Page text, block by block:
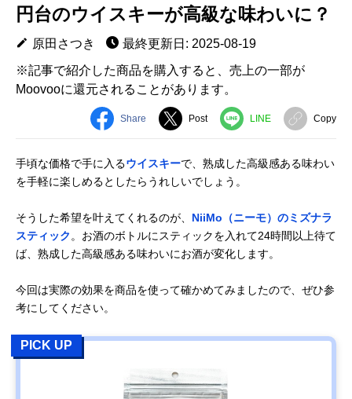
円台のウイスキーが高級な味わいに？
原田さつき
最終更新日: 2025-08-19
※記事で紹介した商品を購入すると、売上の一部が
Moovooに還元されることがあります。
Share Post LINE Copy
手頃な価格で手に入るウイスキーで、熟成した高級感ある味わい
を手軽に楽しめるとしたらうれしいでしょう。
そうした希望を叶えてくれるのが、 NiiMo（ニーモ）のミズナラ
スティック 。お酒のボトルにスティックを入れて24時間以上待て
ば、熟成した高級感ある味わいにお酒が変化します。
今回は実際の効果を商品を使って確かめてみましたので、ぜひ参
考にしてください。
PICK UP